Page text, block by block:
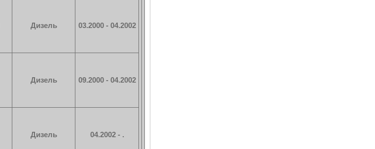
Дизель 03.2000 - 04.2002
Дизель 09.2000 - 04.2002
Дизель 04.2002 - .